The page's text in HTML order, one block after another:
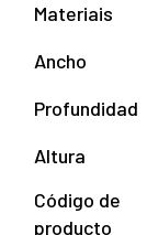
Materiais
Ancho
Profundidad
Altura
Código de
producto